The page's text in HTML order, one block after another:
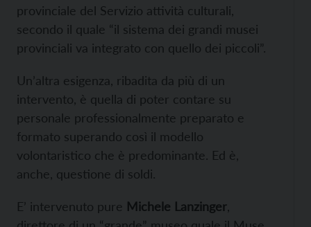
provinciale del Servizio attività culturali,
secondo il quale “il sistema dei grandi musei
provinciali va integrato con quello dei piccoli”.
Un’altra esigenza, ribadita da più di un
intervento, è quella di poter contare su
personale professionalmente preparato e
formato superando così il modello
volontaristico che è predominante. Ed è,
anche, questione di soldi.
E’ intervenuto pure Michele Lanzinger